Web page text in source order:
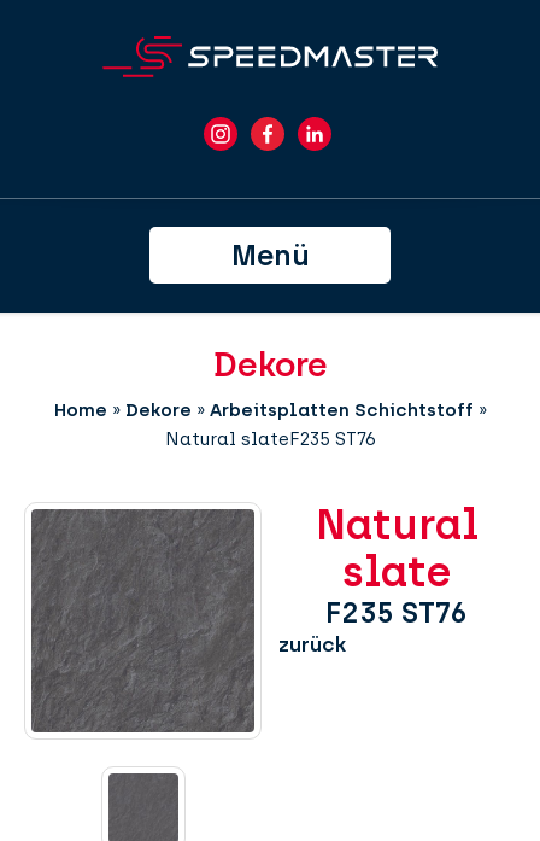
Menü
Dekore
Home » Dekore » Arbeitsplatten Schichtstoff »
Natural slateF235 ST76
Natural
slate
F235 ST76
zurück